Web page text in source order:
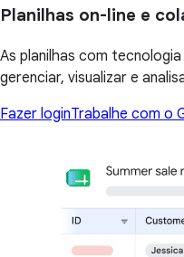
Planilhas on-line e
As planilhas com
gerenciar, visualizar e
Fazer loginTrabalhe com o